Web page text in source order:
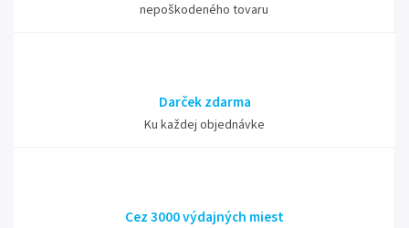
nepoškodeného tovaru
Darček zdarma
Ku každej objednávke
Cez 3000 výdajných miest